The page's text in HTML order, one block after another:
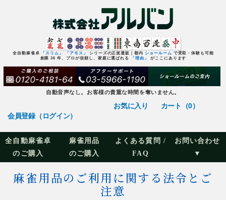
全自動麻雀卓 「スリム」 「アモス」 シリーズの正規通販｜都内 ショールーム で受取・体験も可能
創業 36 年、プロが信頼し、家庭に選ばれる 「理由」 がここにあります
自動音声なし。お客様の貴重な時間を奪いません。
会員登録（ログイン）
お気に入り カート（0）
全自動麻雀卓
のご購入
麻雀用品
のご購入
よくある質問 /
FAQ
お問い合わせ
▼
麻雀用品のご利用に関する法令とご
注意